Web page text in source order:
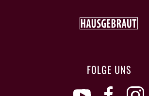
FOLGE UNS